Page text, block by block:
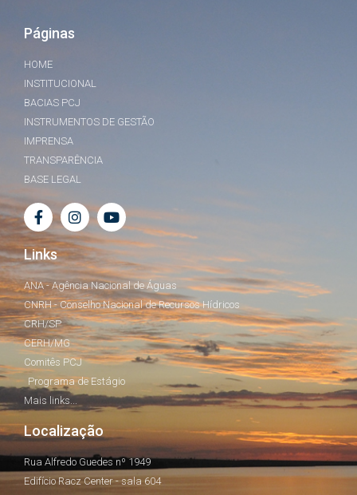
Páginas
HOME
INSTITUCIONAL
BACIAS PCJ
INSTRUMENTOS DE GESTÃO
IMPRENSA
TRANSPARÊNCIA
BASE LEGAL
Links
ANA - Agência Nacional de Águas
CNRH - Conselho Nacional de Recursos Hídricos
CRH/SP
CERH/MG
Comitês PCJ
Programa de Estágio
Mais links...
Localização
Rua Alfredo Guedes nº 1949
Edifício Racz Center - sala 604